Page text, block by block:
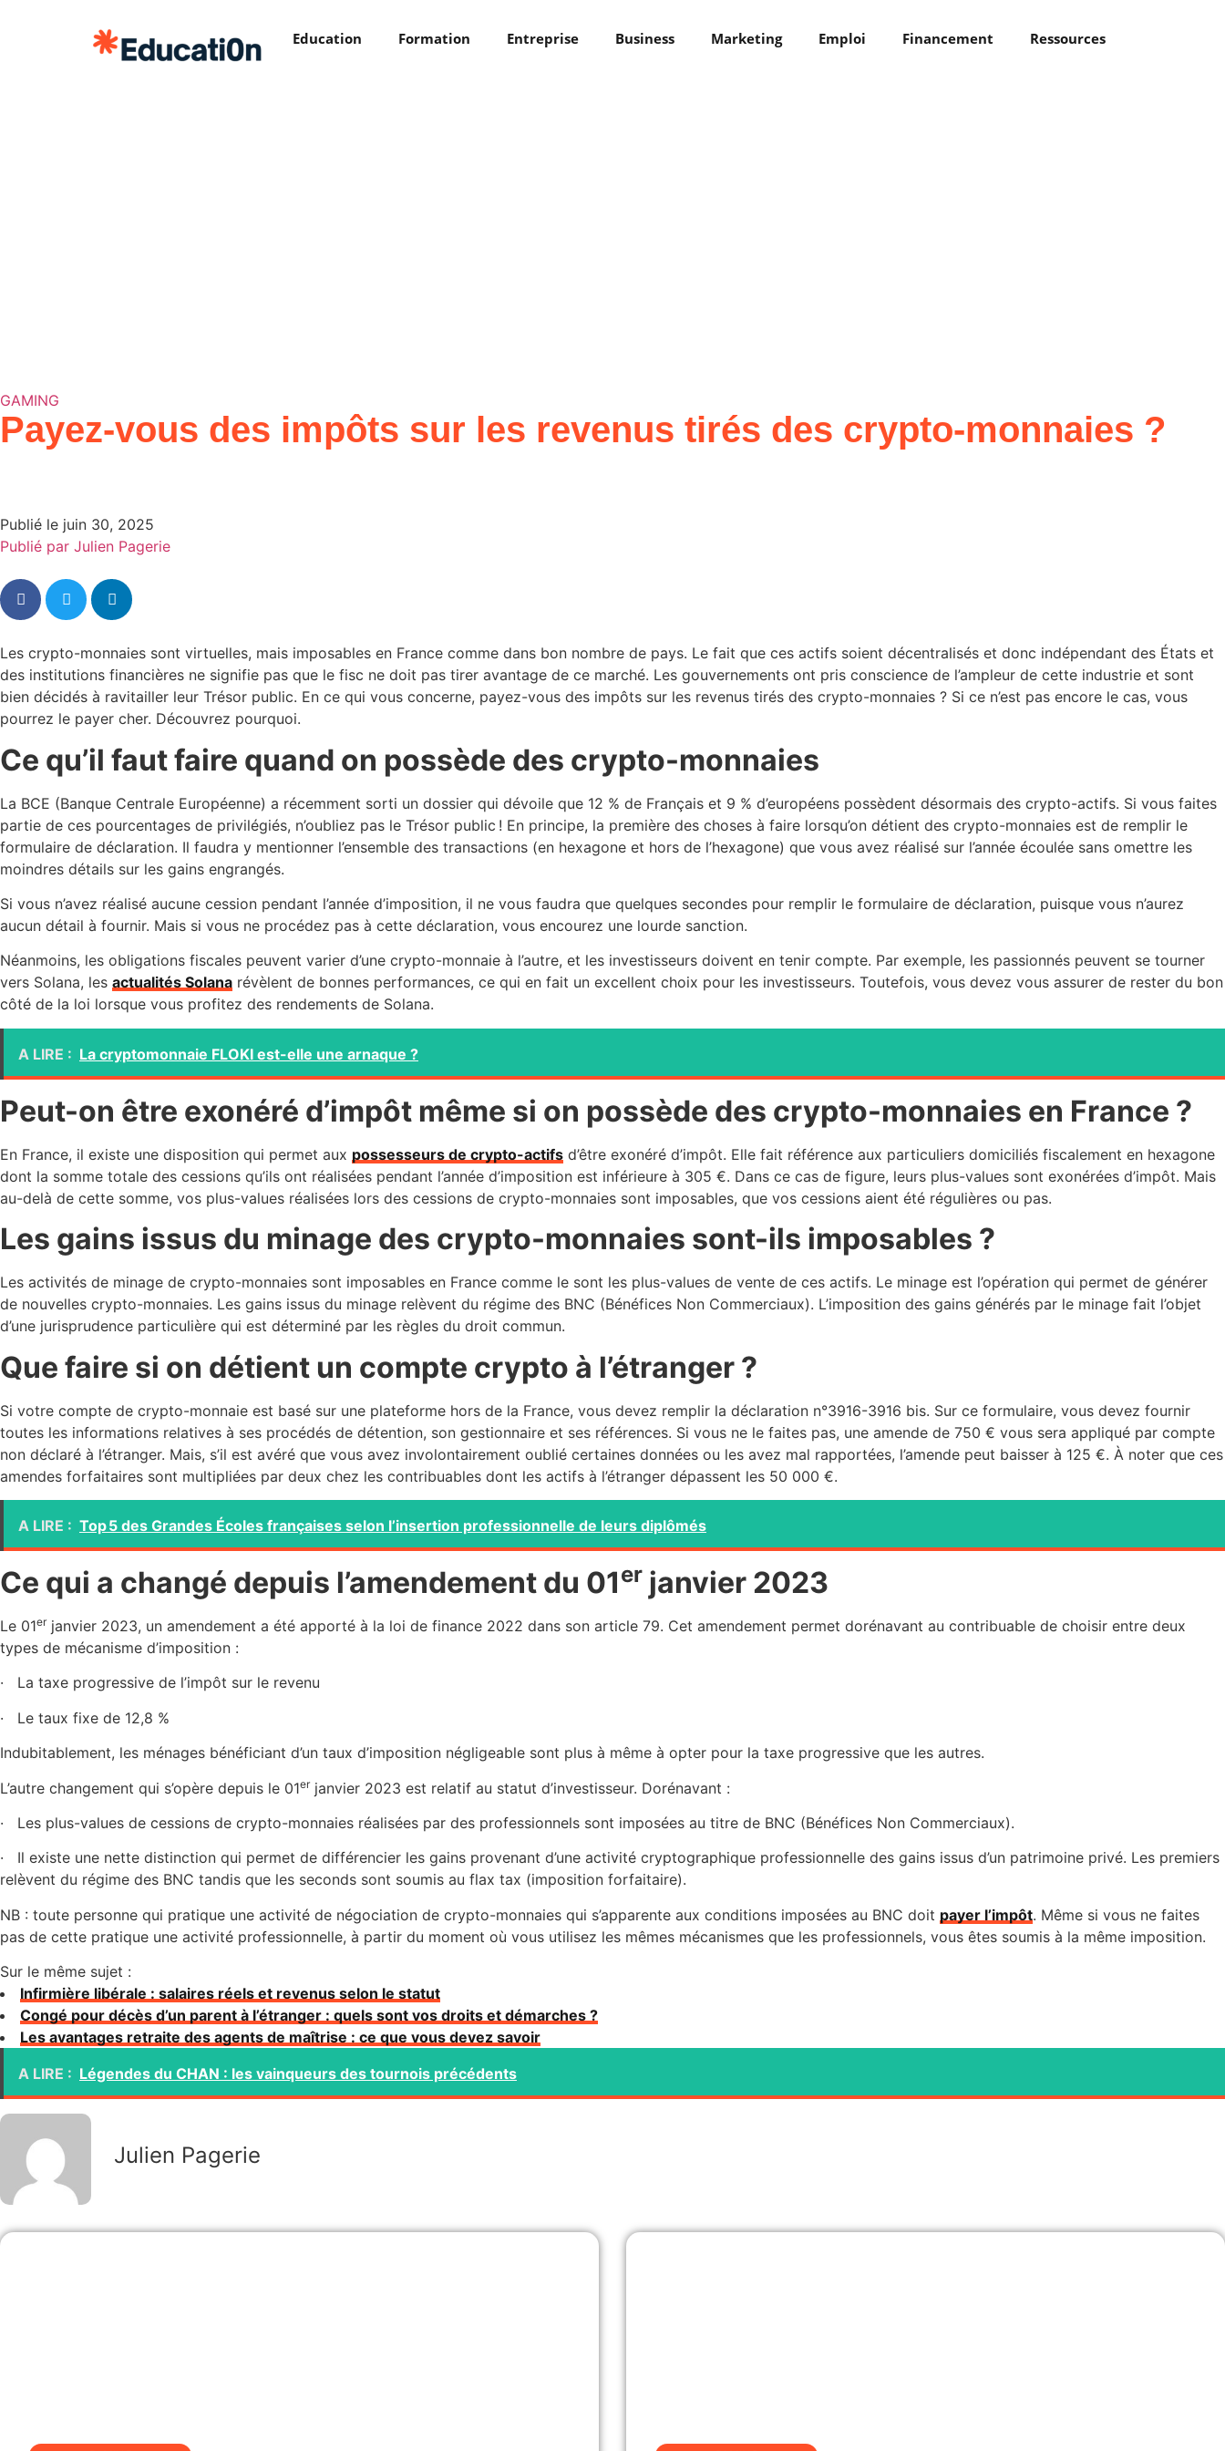
Education Formation Entreprise Business Marketing Emploi Financement Ressources
GAMING
Payez-vous des impôts sur les revenus tirés des crypto-monnaies ?
Publié le juin 30, 2025
Publié par Julien Pagerie
Les crypto-monnaies sont virtuelles, mais imposables en France comme dans bon nombre de pays. Le fait que ces actifs soient décentralisés et donc indépendant des États et
des institutions financières ne signifie pas que le fisc ne doit pas tirer avantage de ce marché. Les gouvernements ont pris conscience de l’ampleur de cette industrie et sont
bien décidés à ravitailler leur Trésor public. En ce qui vous concerne, payez-vous des impôts sur les revenus tirés des crypto-monnaies ? Si ce n’est pas encore le cas, vous
pourrez le payer cher. Découvrez pourquoi.
Ce qu’il faut faire quand on possède des crypto-monnaies
La BCE (Banque Centrale Européenne) a récemment sorti un dossier qui dévoile que 12 % de Français et 9 % d’européens possèdent désormais des crypto-actifs. Si vous faites
partie de ces pourcentages de privilégiés, n’oubliez pas le Trésor public ! En principe, la première des choses à faire lorsqu’on détient des crypto-monnaies est de remplir le
formulaire de déclaration. Il faudra y mentionner l’ensemble des transactions (en hexagone et hors de l’hexagone) que vous avez réalisé sur l’année écoulée sans omettre les
moindres détails sur les gains engrangés.
Si vous n’avez réalisé aucune cession pendant l’année d’imposition, il ne vous faudra que quelques secondes pour remplir le formulaire de déclaration, puisque vous n’aurez
aucun détail à fournir. Mais si vous ne procédez pas à cette déclaration, vous encourez une lourde sanction.
Néanmoins, les obligations fiscales peuvent varier d’une crypto-monnaie à l’autre, et les investisseurs doivent en tenir compte. Par exemple, les passionnés peuvent se tourner
vers Solana, les actualités Solana révèlent de bonnes performances, ce qui en fait un excellent choix pour les investisseurs. Toutefois, vous devez vous assurer de rester du bon
côté de la loi lorsque vous profitez des rendements de Solana.
A LIRE : La cryptomonnaie FLOKI est-elle une arnaque ?
Peut-on être exonéré d’impôt même si on possède des crypto-monnaies en France ?
En France, il existe une disposition qui permet aux possesseurs de crypto-actifs d’être exonéré d’impôt. Elle fait référence aux particuliers domiciliés fiscalement en hexagone
dont la somme totale des cessions qu’ils ont réalisées pendant l’année d’imposition est inférieure à 305 €. Dans ce cas de figure, leurs plus-values sont exonérées d’impôt. Mais
au-delà de cette somme, vos plus-values réalisées lors des cessions de crypto-monnaies sont imposables, que vos cessions aient été régulières ou pas.
Les gains issus du minage des crypto-monnaies sont-ils imposables ?
Les activités de minage de crypto-monnaies sont imposables en France comme le sont les plus-values de vente de ces actifs. Le minage est l’opération qui permet de générer
de nouvelles crypto-monnaies. Les gains issus du minage relèvent du régime des BNC (Bénéfices Non Commerciaux). L’imposition des gains générés par le minage fait l’objet
d’une jurisprudence particulière qui est déterminé par les règles du droit commun.
Que faire si on détient un compte crypto à l’étranger ?
Si votre compte de crypto-monnaie est basé sur une plateforme hors de la France, vous devez remplir la déclaration n°3916-3916 bis. Sur ce formulaire, vous devez fournir
toutes les informations relatives à ses procédés de détention, son gestionnaire et ses références. Si vous ne le faites pas, une amende de 750 € vous sera appliqué par compte
non déclaré à l’étranger. Mais, s’il est avéré que vous avez involontairement oublié certaines données ou les avez mal rapportées, l’amende peut baisser à 125 €. À noter que ces
amendes forfaitaires sont multipliées par deux chez les contribuables dont les actifs à l’étranger dépassent les 50 000 €.
A LIRE : Top 5 des Grandes Écoles françaises selon l’insertion professionnelle de leurs diplômés
Ce qui a changé depuis l’amendement du 01er janvier 2023
Le 01erjanvier 2023, un amendement a été apporté à la loi de finance 2022 dans son article 79. Cet amendement permet dorénavant au contribuable de choisir entre deux
types de mécanisme d’imposition :
· La taxe progressive de l’impôt sur le revenu
· Le taux fixe de 12,8 %
Indubitablement, les ménages bénéficiant d’un taux d’imposition négligeable sont plus à même à opter pour la taxe progressive que les autres.
L’autre changement qui s’opère depuis le 01erjanvier 2023 est relatif au statut d’investisseur. Dorénavant :
· Les plus-values de cessions de crypto-monnaies réalisées par des professionnels sont imposées au titre de BNC (Bénéfices Non Commerciaux).
· Il existe une nette distinction qui permet de différencier les gains provenant d’une activité cryptographique professionnelle des gains issus d’un patrimoine privé. Les premiers
relèvent du régime des BNC tandis que les seconds sont soumis au flax tax (imposition forfaitaire).
NB : toute personne qui pratique une activité de négociation de crypto-monnaies qui s’apparente aux conditions imposées au BNC doit payer l’impôt. Même si vous ne faites
pas de cette pratique une activité professionnelle, à partir du moment où vous utilisez les mêmes mécanismes que les professionnels, vous êtes soumis à la même imposition.
Sur le même sujet :
Infirmière libérale : salaires réels et revenus selon le statut
Congé pour décès d’un parent à l’étranger : quels sont vos droits et démarches ?
Les avantages retraite des agents de maîtrise : ce que vous devez savoir
A LIRE : Légendes du CHAN : les vainqueurs des tournois précédents
Julien Pagerie